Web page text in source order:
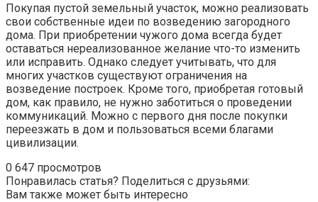
Покупая пустой земельный участок, можно реализовать
свои собственные идеи по возведению загородного
дома. При приобретении чужого дома всегда будет
оставаться нереализованное желание что-то изменить
или исправить. Однако следует учитывать, что для
многих участков существуют ограничения на
возведение построек. Кроме того, приобретая готовый
дом, как правило, не нужно заботиться о проведении
коммуникаций. Можно с первого дня после покупки
переезжать в дом и пользоваться всеми благами
цивилизации.
0 647 просмотров
Понравилась статья? Поделиться с друзьями:
Вам также может быть интересно